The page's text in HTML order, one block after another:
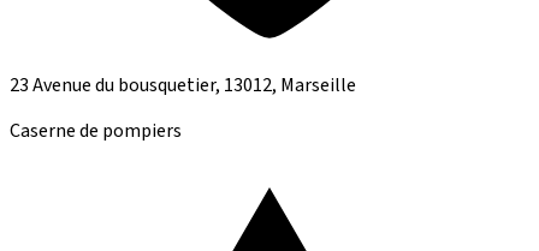
23 Avenue du bousquetier, 13012, Marseille
Caserne de pompiers